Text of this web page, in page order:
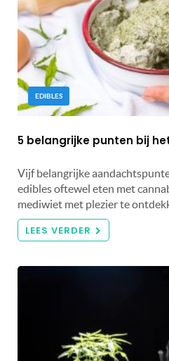
EDIBLES
5 belangrijke punten bij
Vijf belangrijke
edibles oftewel eten met
mediwiet met plezier te
LEES VERDER